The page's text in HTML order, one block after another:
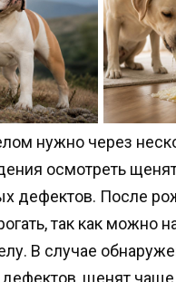
нужно через
осмотреть
дефектов. После
так как можно
В случае
щенят чаще